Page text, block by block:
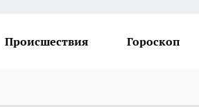
Происшествия Гороскоп